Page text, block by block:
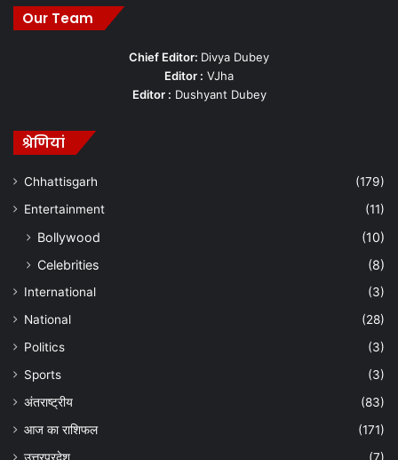
Our Team
Chief Editor: Divya Dubey
Editor : VJha
Editor : Dushyant Dubey
श्रेणियां
Chhattisgarh
(179)
Entertainment
(11)
Bollywood
(10)
Celebrities
(8)
International
(3)
National
(28)
Politics
(3)
Sports
(3)
अंतराष्ट्रीय
(83)
आज का राशिफल
(171)